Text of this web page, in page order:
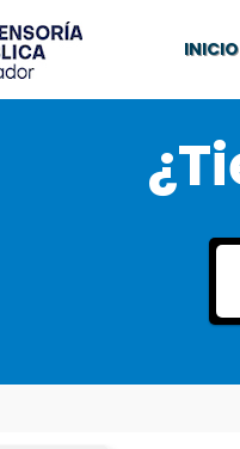
INICIO